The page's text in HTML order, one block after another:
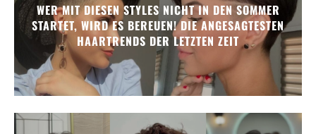
WER MIT DIESEN STYLES NICHT IN DEN SOMMER
STARTET, WIRD ES BEREUEN! DIE ANGESAGTESTEN
HAARTRENDS DER LETZTEN ZEIT